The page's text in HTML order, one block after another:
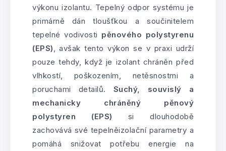
výkonu izolantu. Tepelný odpor systému je
primárně dán tloušťkou a součinitelem
tepelné vodivosti pěnového polystyrenu
(EPS), avšak tento výkon se v praxi udrží
pouze tehdy, když je izolant chráněn před
vlhkostí, poškozením, netěsnostmi a
poruchami detailů. Suchý, souvislý a
mechanicky chráněný pěnový
polystyren (EPS) si dlouhodobě
zachovává své tepelněizolační parametry a
pomáhá snižovat potřebu energie na